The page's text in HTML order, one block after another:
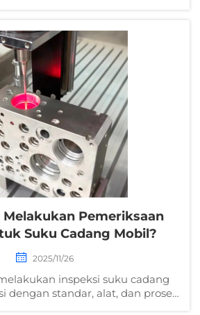
panduan industri.
Pemeriksaan
Suku Cadang Mobil?
2025/11/26
inspeksi suku cadang
dengan standar, alat, dan proses